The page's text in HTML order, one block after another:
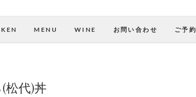
MENU WINE お問い合わせ ご予約
代)丼